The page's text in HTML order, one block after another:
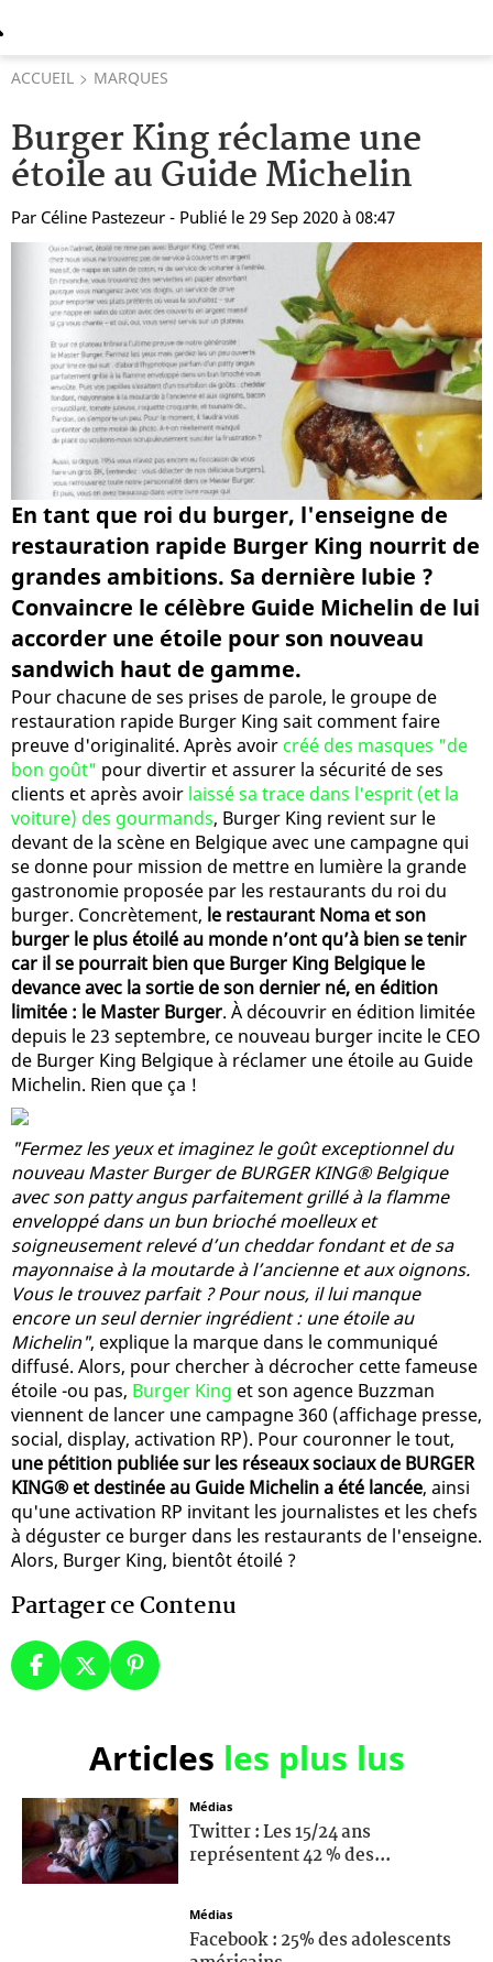
ACCUEIL MARQUES
Burger King réclame une
étoile au Guide Michelin
Par Céline Pastezeur - Publié le 29 Sep 2020 à 08:47
En tant que roi du burger, l'enseigne de
restauration rapide Burger King nourrit de
grandes ambitions. Sa dernière lubie ?
Convaincre le célèbre Guide Michelin de lui
accorder une étoile pour son nouveau
sandwich haut de gamme.
Pour chacune de ses prises de parole, le groupe de
restauration rapide Burger King sait comment faire
preuve d'originalité. Après avoir créé des masques "de
bon goût" pour divertir et assurer la sécurité de ses
clients et après avoir laissé sa trace dans l'esprit (et la
voiture) des gourmands, Burger King revient sur le
devant de la scène en Belgique avec une campagne qui
se donne pour mission de mettre en lumière la grande
gastronomie proposée par les restaurants du roi du
burger. Concrètement, le restaurant Noma et son
burger le plus étoilé au monde n’ont qu’à bien se tenir
car il se pourrait bien que Burger King Belgique le
devance avec la sortie de son dernier né, en édition
limitée : le Master Burger. À découvrir en édition limitée
depuis le 23 septembre, ce nouveau burger incite le CEO
de Burger King Belgique à réclamer une étoile au Guide
Michelin. Rien que ça !
"Fermez les yeux et imaginez le goût exceptionnel du
nouveau Master Burger de BURGER KING® Belgique
avec son patty angus parfaitement grillé à la flamme
enveloppé dans un bun brioché moelleux et
soigneusement relevé d’un cheddar fondant et de sa
mayonnaise à la moutarde à l’ancienne et aux oignons.
Vous le trouvez parfait ? Pour nous, il lui manque
encore un seul dernier ingrédient : une étoile au
Michelin", explique la marque dans le communiqué
diffusé. Alors, pour chercher à décrocher cette fameuse
étoile -ou pas, Burger King et son agence Buzzman
viennent de lancer une campagne 360 (affichage presse,
social, display, activation RP). Pour couronner le tout,
une pétition publiée sur les réseaux sociaux de BURGER
KING® et destinée au Guide Michelin a été lancée, ainsi
qu'une activation RP invitant les journalistes et les chefs
à déguster ce burger dans les restaurants de l'enseigne.
Alors, Burger King, bientôt étoilé ?
Partager ce Contenu
Articles les plus lus
Médias
Twitter : Les 15/24 ans
représentent 42 % des...
Médias
Facebook : 25% des adolescents